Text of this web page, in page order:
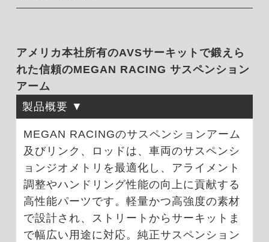
アメリカ本社所有のAVSサーキットで鍛えら
れた信頼のMEGAN RACING サスペンション
アーム
製品概要
MEGAN RACINGのサスペンションアーム
及びリンク、ロッドは、車両のサスペンシ
ョンジオメトリを最適化し、アライメント
調整やハンドリング性能の向上に貢献する
高性能パーツです。軽量かつ高強度の素材
で設計され、ストリートからサーキットま
で幅広い用途に対応。純正サスペンション